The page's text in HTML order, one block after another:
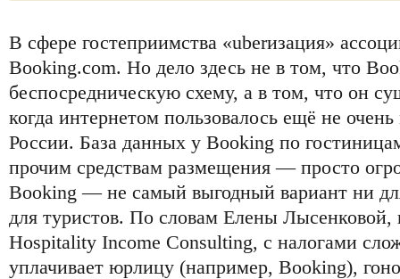
В сфере гостеприимства «uberизация»
Booking.com. Но дело здесь не в том, что
беспосредническую схему, а в том, что он
когда интернетом пользовалось ещё не
России. База данных у Booking по
прочим средствам размещения — просто
Booking — не самый выгодный вариант ни
для туристов. По словам Елены Лысенковой,
Hospitality Income Consulting, с налогами
уплачивает юрлицу (например, Booking),